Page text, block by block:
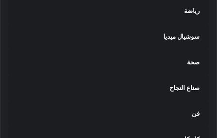
رياضة
سوشيال ميديا
صحة
صناع النجاح
فن